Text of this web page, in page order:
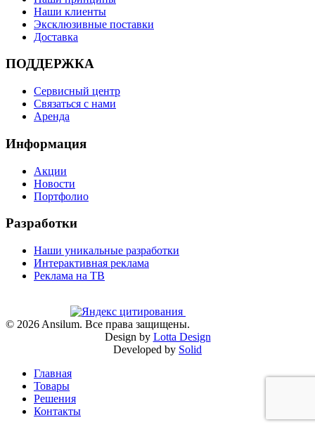
Наши клиенты
Эксклюзивные поставки
Доставка
ПОДДЕРЖКА
Сервисный центр
Связаться с нами
Аренда
Информация
Акции
Новости
Портфолио
Разработки
Наши уникальные разработки
Интерактивная реклама
Реклама на ТВ
© 2026 Ansilum. Все права защищены.
Design by Lotta Design
Developed by Solid
Главная
Товары
Решения
Контакты